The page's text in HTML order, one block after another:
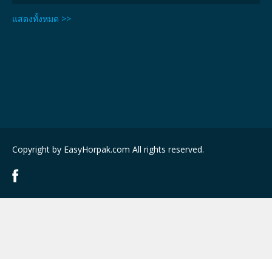
แสดงทั้งหมด >>
Copyright by EasyHorpak.com All rights reserved.